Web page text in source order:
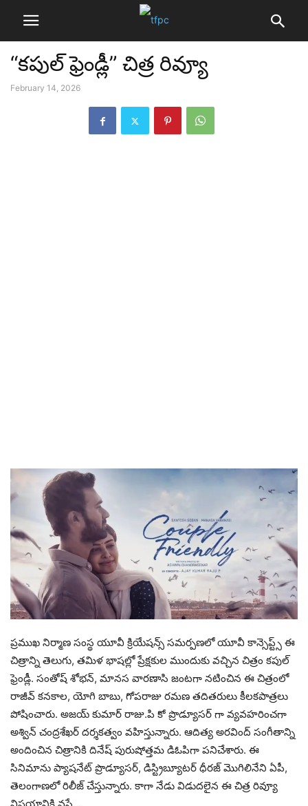
“కపుల్ ఫ్రెండ్లీ” చిత్ర రివ్యూ
February 14, 2026
ప్రముఖ నిర్మాణ సంస్థ యూవీ క్రియేషన్స్ సమర్పణలో యూవీ కాన్సెప్ట్స్ ఈ
చిత్రాన్ని తెలుగు, తమిళ భాషల్లో ప్రేక్షకుల ముందుకు వచ్చిన చిత్రం కపుల్
ఫ్రెండ్లీ. సంతోష్ శోభన్, మానస వారణాసి జంటగా నటించిన ఈ చిత్రంలో
రాజీవ్ కనకాల, యోగి బాబు, గోపరాజు రమణ తదితరులు కీలకపాత్రలు
పోషించారు. అజయ్ కుమార్ రాజు.పి కో ప్రొడ్యూసర్ గా వ్యవహరించగా
అశ్విన్ చంద్రశేఖర్ దర్శకత్వం వహిస్తున్నారు. ఆదిత్య అరవింద్ సంగీతాన్ని
అందించిన చిత్రానికి దినేష్ పురుషోత్తమ డిఓపిగా పనిచేశారు. ఈ
సినిమాను ప్యాషనేట్ ప్రొడ్యూసర్, డిస్ట్రిబ్యూటర్ ధీరజ్ మొగిలినేని ఏపీ,
తెలంగాణలో రిలీజ్ చేస్తున్నారు. కాగా నేడు విడుదలైన ఈ చిత్ర రివ్యూ